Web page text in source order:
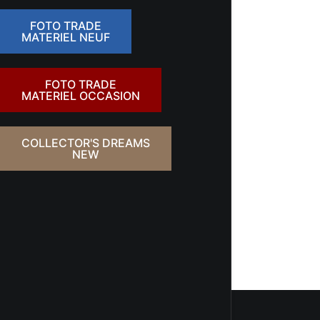
FOTO TRADE
MATERIEL NEUF
FOTO TRADE
MATERIEL OCCASION
COLLECTOR'S DREAMS
NEW